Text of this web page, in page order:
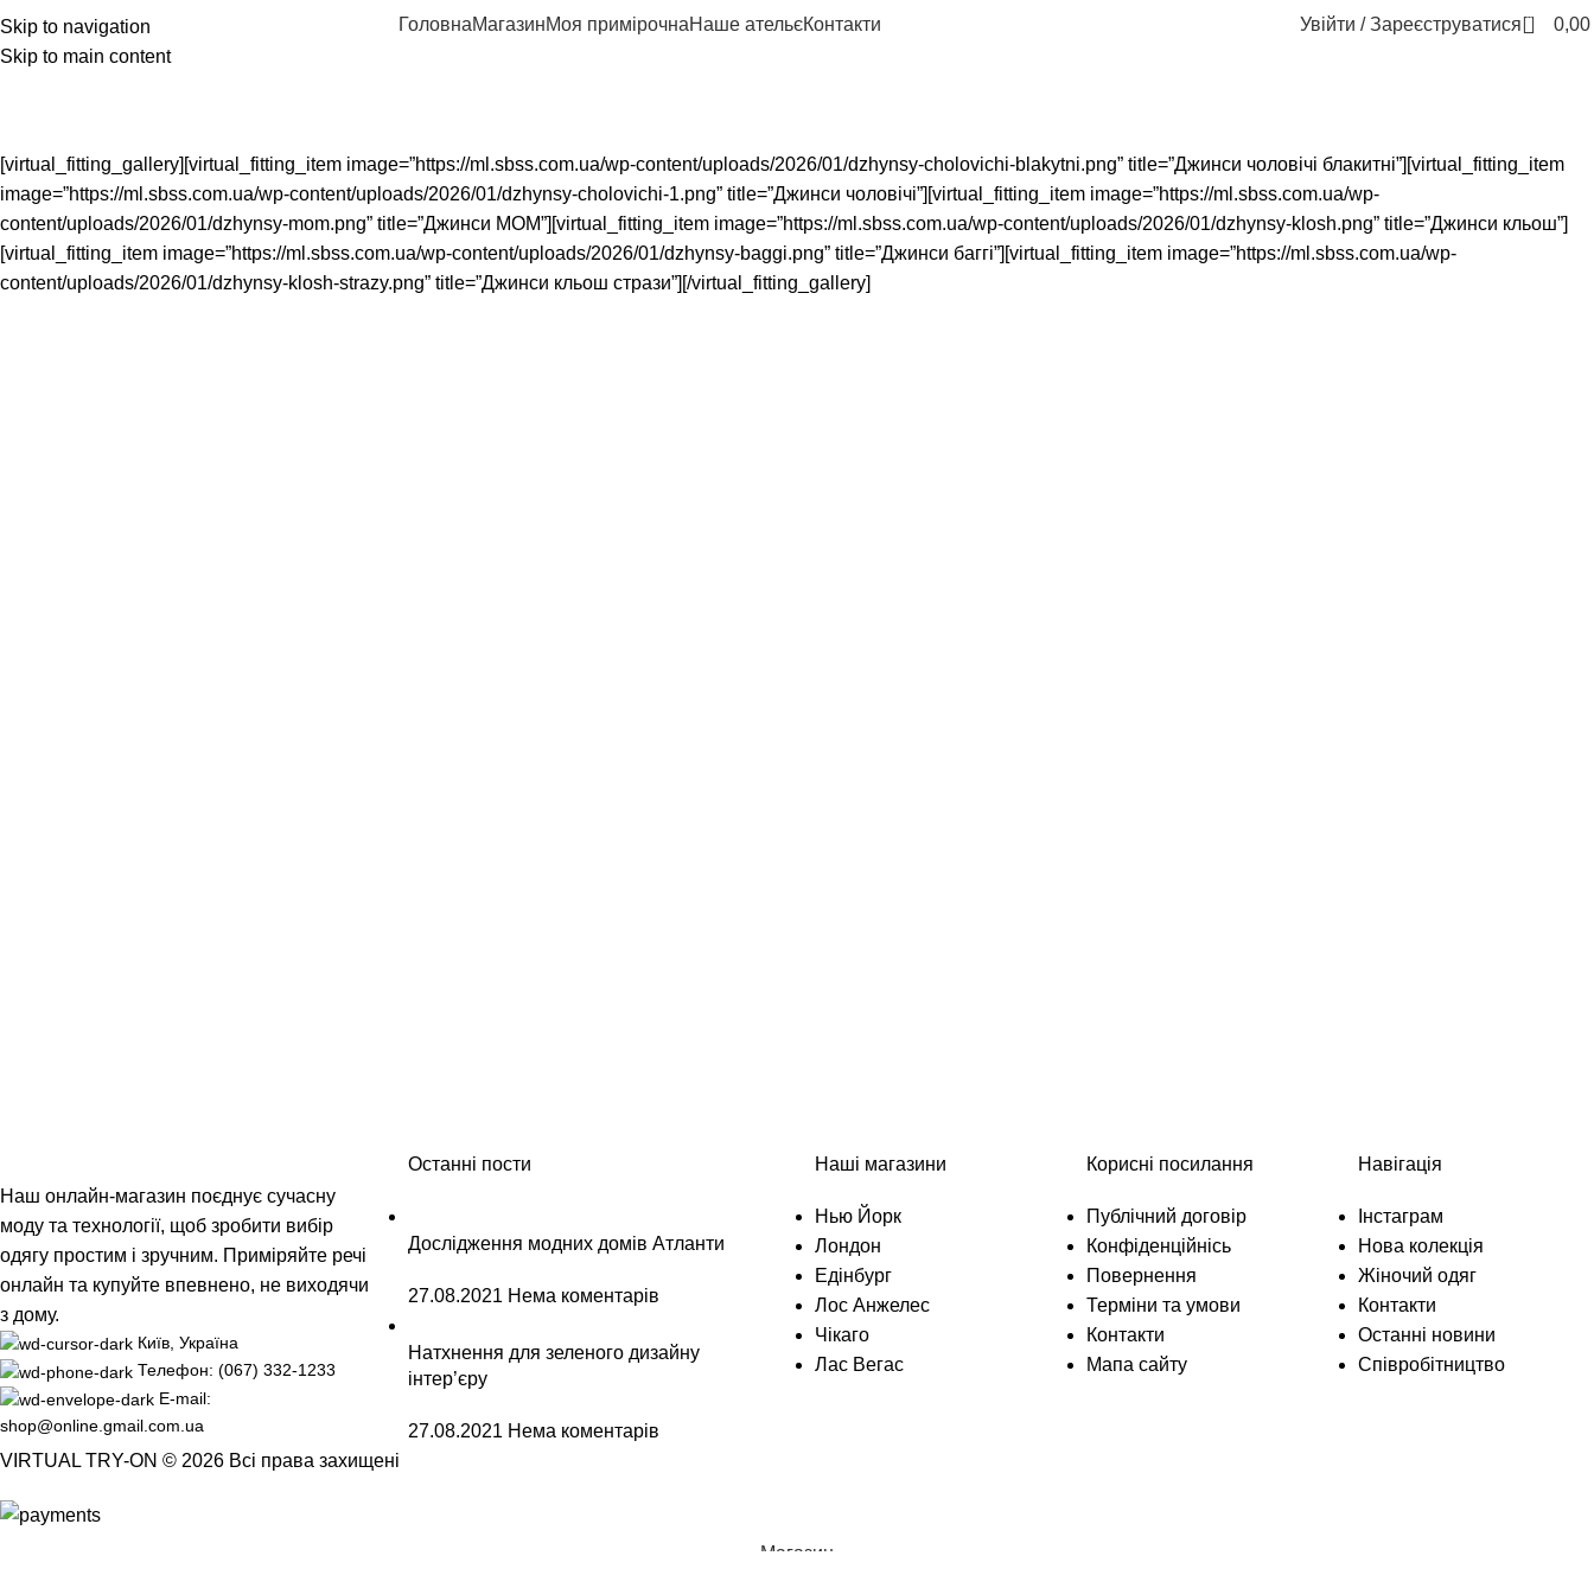
Skip to navigation
Skip to main content
ГоловнаМагазинМоя примірочнаНаше ательєКонтакти Увійти / Зареєструватися 0 0,00
Джинси
[virtual_fitting_gallery][virtual_fitting_item image=”https://ml.sbss.com.ua/wp-content/uploads/2026/01/dzhynsy-cholovichi-blakytni.png” title=”Джинси чоловічі блакитні”][virtual_fitting_item
image=”https://ml.sbss.com.ua/wp-content/uploads/2026/01/dzhynsy-cholovichi-1.png” title=”Джинси чоловічі”][virtual_fitting_item image=”https://ml.sbss.com.ua/wp-
content/uploads/2026/01/dzhynsy-mom.png” title=”Джинси МОМ”][virtual_fitting_item image=”https://ml.sbss.com.ua/wp-content/uploads/2026/01/dzhynsy-klosh.png” title=”Джинси кльош”]
[virtual_fitting_item image=”https://ml.sbss.com.ua/wp-content/uploads/2026/01/dzhynsy-baggi.png” title=”Джинси баггі”][virtual_fitting_item image=”https://ml.sbss.com.ua/wp-
content/uploads/2026/01/dzhynsy-klosh-strazy.png” title=”Джинси кльош стрази”][/virtual_fitting_gallery]
Наш онлайн-магазин поєднує сучасну
моду та технології, щоб зробити вибір
одягу простим і зручним. Приміряйте речі
онлайн та купуйте впевнено, не виходячи
з дому.
Київ, Україна
Телефон: (067) 332-1233
E-mail:
shop@online.gmail.com.ua
Останні пости
Дослідження модних домів Атланти
27.08.2021 Нема коментарів
Натхнення для зеленого дизайну
інтер’єру
27.08.2021 Нема коментарів
Наші магазини
Нью Йорк
Лондон
Едінбург
Лос Анжелес
Чікаго
Лас Вегас
Корисні посилання
Публічний договір
Конфіденційнісь
Повернення
Терміни та умови
Контакти
Мапа сайту
Навігація
Інстаграм
Нова колекція
Жіночий одяг
Контакти
Останні новини
Співробітництво
VIRTUAL TRY-ON © 2026 Всі права захищені
Магазин